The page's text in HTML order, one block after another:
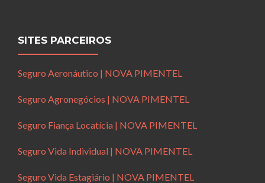
SITES PARCEIROS
Seguro Aeronáutico | NOVA PIMENTEL
Seguro Agronegócios | NOVA PIMENTEL
Seguro Fiança Locatícia | NOVA PIMENTEL
Seguro Vida Individual | NOVA PIMENTEL
Seguro Vida Estagiário | NOVA PIMENTEL